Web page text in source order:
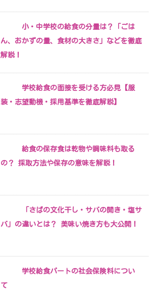
小・中学校の給食の分量は？「ごは
ん、おかずの量、食材の大きさ」などを徹底
解説！
学校給食の面接を受ける方必見【服
装・志望動機・採用基準を徹底解説】
給食の保存食は乾物や調味料も取る
の？ 採取方法や保存の意味を解説！
「さばの文化干し・サバの開き・塩サ
バ」の違いとは？ 美味い焼き方も大公開！
学校給食パートの社会保険料につい
て